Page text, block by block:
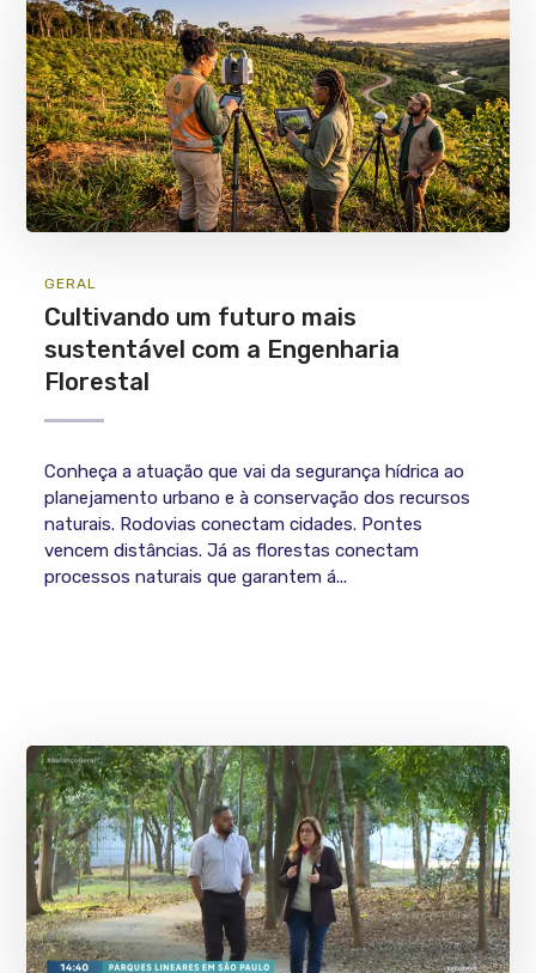
GERAL
Cultivando um futuro mais
sustentável com a Engenharia
Florestal
Conheça a atuação que vai da segurança hídrica ao
planejamento urbano e à conservação dos recursos
naturais. Rodovias conectam cidades. Pontes
vencem distâncias. Já as florestas conectam
processos naturais que garantem á...